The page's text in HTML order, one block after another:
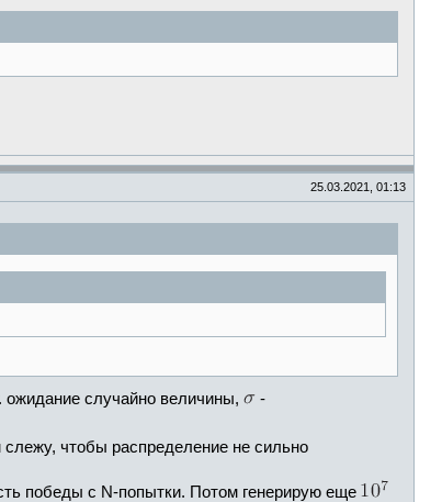
25.03.2021, 01:13
ожидание случайно величины,
-
чтобы распределение не сильно
победы с N-попытки. Потом генерирую еще